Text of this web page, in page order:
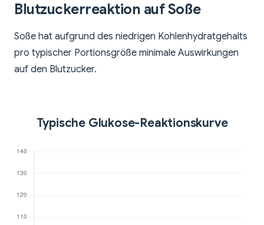
Blutzuckerreaktion auf Soße
Soße hat aufgrund des niedrigen Kohlenhydratgehalts
pro typischer Portionsgröße minimale Auswirkungen
auf den Blutzucker.
Typische Glukose-Reaktionskurve